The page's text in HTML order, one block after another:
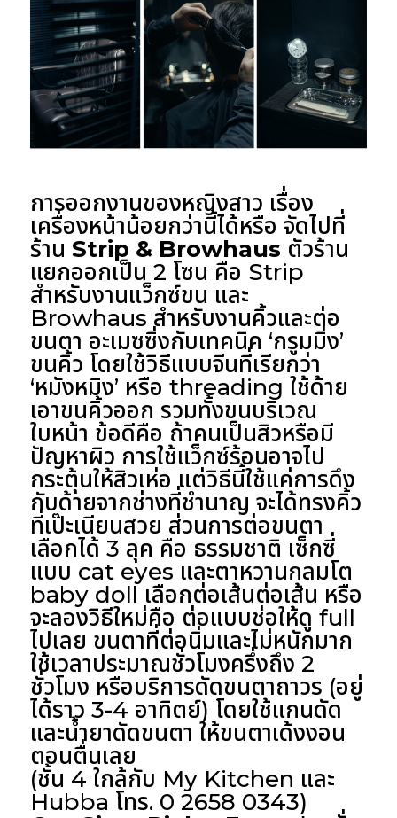
การออกงานของหญิงสาว เรื่อง
เครื่องหน้าน้อยกว่านี้ได้หรือ จัดไปที่
ร้าน Strip & Browhaus ตัวร้าน
แยกออกเป็น 2 โซน คือ Strip
สำหรับงานแว็กซ์ขน และ
Browhaus สำหรับงานคิ้วและต่อ
ขนตา อะเมซซิ่งกับเทคนิค ‘กรูมมิ่ง’
ขนคิ้ว โดยใช้วิธีแบบจีนที่เรียกว่า
‘หมังหมิง’ หรือ threading ใช้ด้าย
เอาขนคิ้วออก รวมทั้งขนบริเวณ
ใบหน้า ข้อดีคือ ถ้าคนเป็นสิวหรือมี
ปัญหาผิว การใช้แว็กซ์ร้อนอาจไป
กระตุ้นให้สิวเห่อ แต่วิธีนี้ใช้แค่การดึง
กับด้ายจากช่างที่ชำนาญ จะได้ทรงคิ้ว
ที่เป๊ะเนียนสวย ส่วนการต่อขนตา
เลือกได้ 3 ลุค คือ ธรรมชาติ เซ็กซี่
แบบ cat eyes และตาหวานกลมโต
baby doll เลือกต่อเส้นต่อเส้น หรือ
จะลองวิธีใหม่คือ ต่อแบบช่อให้ดู full
ไปเลย ขนตาที่ต่อนิ่มและไม่หนักมาก
ใช้เวลาประมาณชั่วโมงครึ่งถึง 2
ชั่วโมง หรือบริการดัดขนตาถาวร (อยู่
ได้ราว 3-4 อาทิตย์) โดยใช้แกนดัด
และน้ำยาดัดขนตา ให้ขนตาเด้งงอน
ตอนตื่นเลย
(ชั้น 4 ใกล้กับ My Kitchen และ
Hubba โทร. 0 2658 0343)